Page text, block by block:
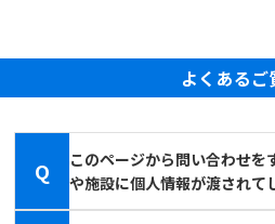
よくあるご
Q
このページから問い合わせを
や施設に個人情報が渡されて